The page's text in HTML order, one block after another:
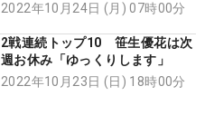
2022年10月24日 (月) 07時00分
2戦連続トップ10 笹生優花は次
週お休み「ゆっくりします」
2022年10月23日 (日) 18時00分